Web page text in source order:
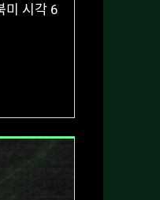
미 시각 6